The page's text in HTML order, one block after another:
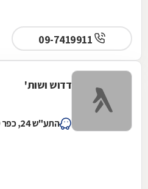
דדוש ושות'
התע"ש 24, כפר סבא